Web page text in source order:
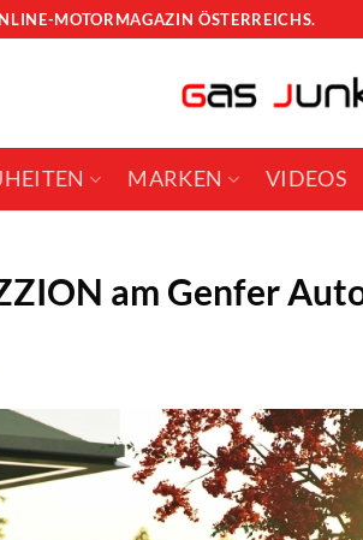
MOTORMAGAZIN ÖSTERREICHS.
MARKEN VIDEOS
am Genfer